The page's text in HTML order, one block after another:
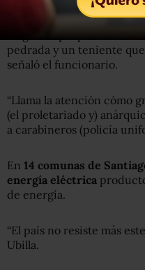
Entre los 40 policías
sargento que presenta
pedrada y un teniente
señaló el funcionario.
“Llama la atención cómo
(el proletariado y)
a carabineros (policía
En 14 comunas de
energía eléctrica
de energía.
“El país no resiste más
Ubilla.